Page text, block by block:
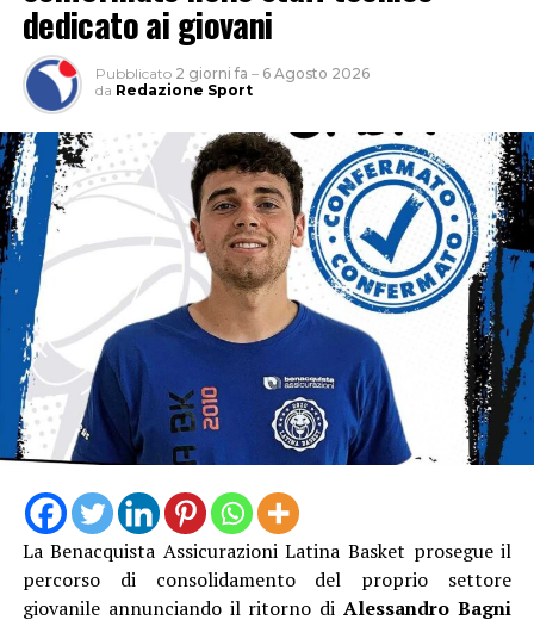
dedicato ai giovani
Pubblicato 2 giorni fa – 6 Agosto 2026
da Redazione Sport
La Benacquista Assicurazioni Latina Basket prosegue il
percorso di consolidamento del proprio settore
giovanile annunciando il ritorno diAlessandro Bagni